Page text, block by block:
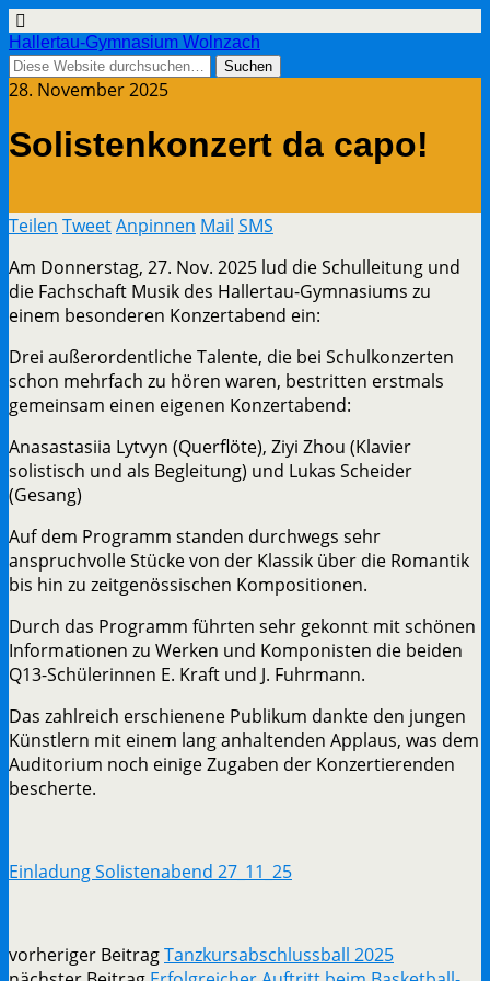
Hallertau-Gymnasium Wolnzach
28. November 2025
Solistenkonzert da capo!
Teilen TweetAnpinnen Mail SMS
Am Donnerstag, 27. Nov. 2025 lud die Schulleitung und
die Fachschaft Musik des Hallertau-Gymnasiums zu
einem besonderen Konzertabend ein:
Drei außerordentliche Talente, die bei Schulkonzerten
schon mehrfach zu hören waren, bestritten erstmals
gemeinsam einen eigenen Konzertabend:
Anasastasiia Lytvyn (Querflöte), Ziyi Zhou (Klavier
solistisch und als Begleitung) und Lukas Scheider
(Gesang)
Auf dem Programm standen durchwegs sehr
anspruchvolle Stücke von der Klassik über die Romantik
bis hin zu zeitgenössischen Kompositionen.
Durch das Programm führten sehr gekonnt mit schönen
Informationen zu Werken und Komponisten die beiden
Q13-Schülerinnen E. Kraft und J. Fuhrmann.
Das zahlreich erschienene Publikum dankte den jungen
Künstlern mit einem lang anhaltenden Applaus, was dem
Auditorium noch einige Zugaben der Konzertierenden
bescherte.
Einladung Solistenabend 27_11_25
vorheriger BeitragTanzkursabschlussball 2025